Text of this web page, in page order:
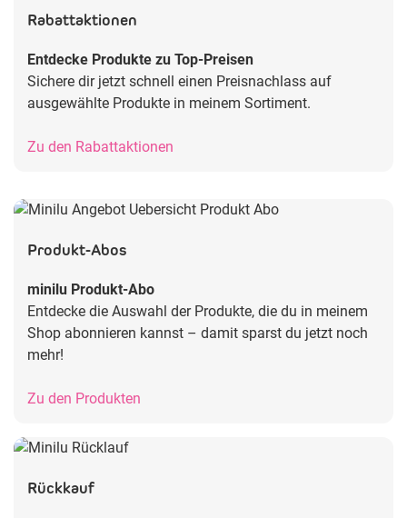
Rabattaktionen
Entdecke Produkte zu Top-Preisen
Sichere dir jetzt schnell einen Preisnachlass auf
ausgewählte Produkte in meinem Sortiment.
Zu den Rabattaktionen
Produkt-Abos
minilu Produkt-Abo
Entdecke die Auswahl der Produkte, die du in meinem
Shop abonnieren kannst – damit sparst du jetzt noch
mehr!
Zu den Produkten
Rückkauf